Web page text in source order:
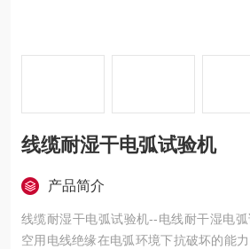
线缆耐湿干电弧试验机
产品简介
线缆耐湿干电弧试验机--电线耐干湿电
空用电线绝缘在电弧环境下抗破坏的能